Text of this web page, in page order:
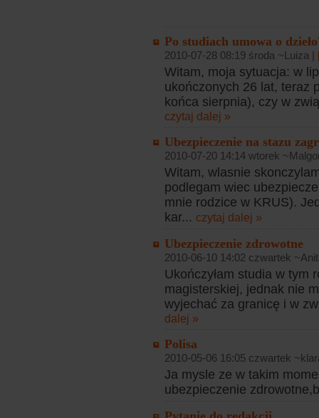
Po studiach umowa o
2010-07-28 08:19 środa ~Luiza |
Witam, moja sytuacja: w
ukończonych 26 lat, teraz
końca sierpnia), czy w
czytaj dalej »
Ubezpieczenie na stazu
2010-07-20 14:14 wtorek
Witam, wlasnie
podlegam wiec
mnie rodzice w KRUS).
kar... czytaj dalej »
Ubezpieczenie zdrowotne
2010-06-10 14:02 czwartek
Ukończyłam studia w tym
magisterskiej, jednak nie
wyjechać za granicę i w
dalej »
Polisa
2010-05-06 16:05 czwartek
Ja mysle ze w takim
ubezpieczenie